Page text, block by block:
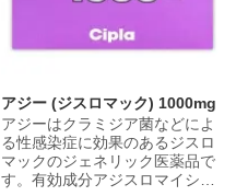
アジー (ジスロマック) 1000mg
アジーはクラミジア菌などによ
る性感染症に効果のあるジスロ
マックのジェネリック医薬品で
す。有効成分アジスロマイシ…